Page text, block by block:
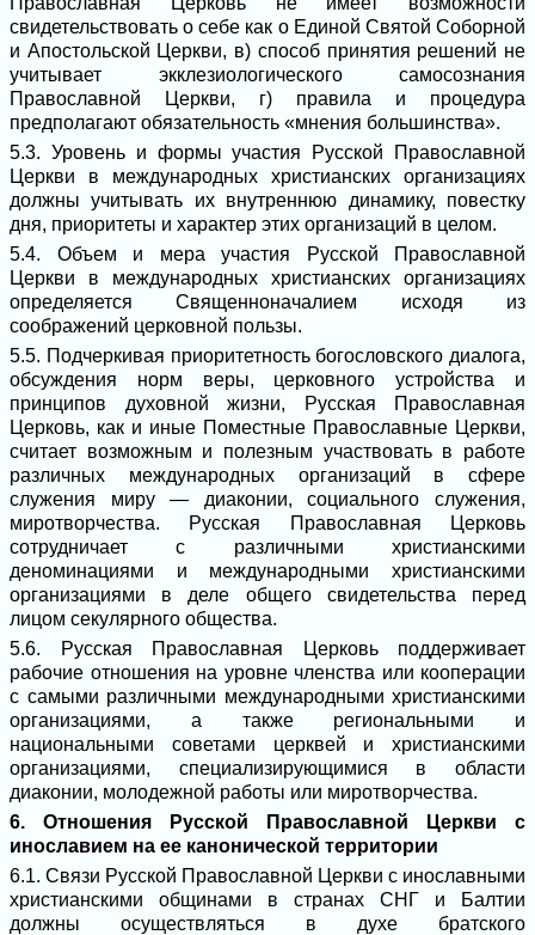
свидетельствовать о себе как о Единой Святой Соборной
и Апостольской Церкви, в) способ принятия решений не
учитывает экклезиологического самосознания
Православной Церкви, г) правила и процедура
предполагают обязательность «мнения большинства».
5.3. Уровень и формы участия Русской Православной
Церкви в международных христианских организациях
должны учитывать их внутреннюю динамику, повестку
дня, приоритеты и характер этих организаций в целом.
5.4. Объем и мера участия Русской Православной
Церкви в международных христианских организациях
определяется Священноначалием исходя из
соображений церковной пользы.
5.5. Подчеркивая приоритетность богословского диалога,
обсуждения норм веры, церковного устройства и
принципов духовной жизни, Русская Православная
Церковь, как и иные Поместные Православные Церкви,
считает возможным и полезным участвовать в работе
различных международных организаций в сфере
служения миру ― диаконии, социального служения,
миротворчества. Русская Православная Церковь
сотрудничает с различными христианскими
деноминациями и международными христианскими
организациями в деле общего свидетельства перед
лицом секулярного общества.
5.6. Русская Православная Церковь поддерживает
рабочие отношения на уровне членства или кооперации
с самыми различными международными христианскими
организациями, а также региональными и
национальными советами церквей и христианскими
организациями, специализирующимися в области
диаконии, молодежной работы или миротворчества.
6. Отношения Русской Православной Церкви с
инославием на ее канонической территории
6.1. Связи Русской Православной Церкви с инославными
христианскими общинами в странах СНГ и Балтии
должны осуществляться в духе братского